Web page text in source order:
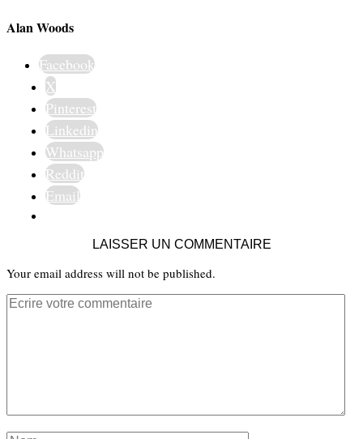
Alan Woods
Facebook
X
Pinterest
Linkedin
Whatsapp
Reddit
Email
LAISSER UN COMMENTAIRE
Your email address will not be published.